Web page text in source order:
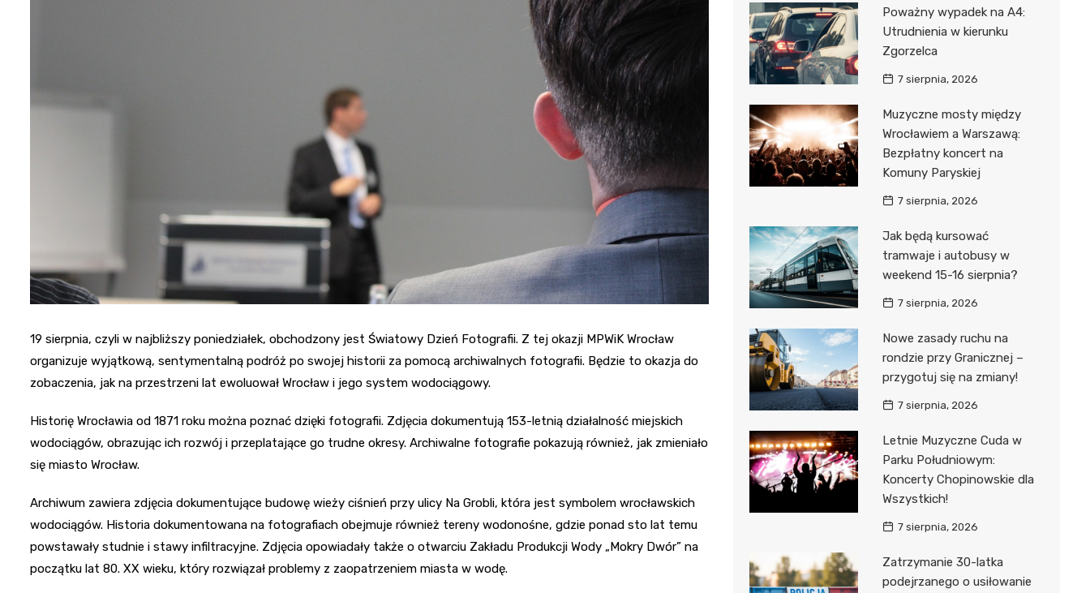
19 sierpnia, czyli w najbliższy poniedziałek, obchodzony jest Światowy Dzień Fotografii. Z tej okazji MPWiK Wrocław
organizuje wyjątkową, sentymentalną podróż po swojej historii za pomocą archiwalnych fotografii. Będzie to okazja do
zobaczenia, jak na przestrzeni lat ewoluował Wrocław i jego system wodociągowy.
Historię Wrocławia od 1871 roku można poznać dzięki fotografii. Zdjęcia dokumentują 153-letnią działalność miejskich
wodociągów, obrazując ich rozwój i przeplatające go trudne okresy. Archiwalne fotografie pokazują również, jak zmieniało
się miasto Wrocław.
Archiwum zawiera zdjęcia dokumentujące budowę wieży ciśnień przy ulicy Na Grobli, która jest symbolem wrocławskich
wodociągów. Historia dokumentowana na fotografiach obejmuje również tereny wodonośne, gdzie ponad sto lat temu
powstawały studnie i stawy infiltracyjne. Zdjęcia opowiadały także o otwarciu Zakładu Produkcji Wody „Mokry Dwór” na
początku lat 80. XX wieku, który rozwiązał problemy z zaopatrzeniem miasta w wodę.
Poważny wypadek na A4:
Utrudnienia w kierunku
Zgorzelca
7 sierpnia, 2026
Muzyczne mosty między
Wrocławiem a Warszawą:
Bezpłatny koncert na
Komuny Paryskiej
7 sierpnia, 2026
Jak będą kursować
tramwaje i autobusy w
weekend 15-16 sierpnia?
7 sierpnia, 2026
Nowe zasady ruchu na
rondzie przy Granicznej –
przygotuj się na zmiany!
7 sierpnia, 2026
Letnie Muzyczne Cuda w
Parku Południowym:
Koncerty Chopinowskie dla
Wszystkich!
7 sierpnia, 2026
Zatrzymanie 30-latka
podejrzanego o usiłowanie